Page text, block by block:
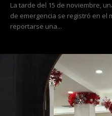
La tarde del 15 de noviembre,
de emergencia se registró en el
reportarse una...